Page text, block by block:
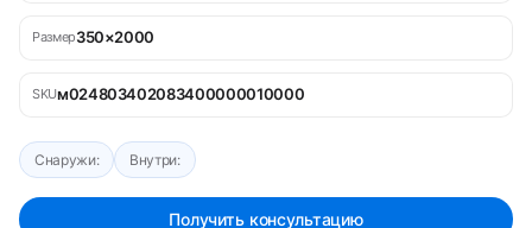
Размер350×2000
SKUм024803402083400000010000
Снаружи: Внутри:
Получить консультацию